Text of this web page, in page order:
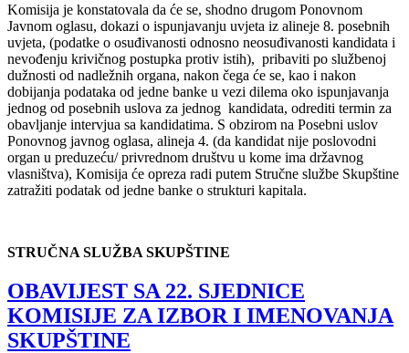
Komisija je konstatovala da će se, shodno drugom Ponovnom
Javnom oglasu, dokazi o ispunjavanju uvjeta iz alineje 8. posebnih
uvjeta, (podatke o osuđivanosti odnosno neosuđivanosti kandidata i
nevođenju krivičnog postupka protiv istih), pribaviti po službenoj
dužnosti od nadležnih organa, nakon čega će se, kao i nakon
dobijanja podataka od jedne banke u vezi dilema oko ispunjavanja
jednog od posebnih uslova za jednog kandidata, odrediti termin za
obavljanje intervjua sa kandidatima. S obzirom na Posebni uslov
Ponovnog javnog oglasa, alineja 4. (da kandidat nije poslovodni
organ u preduzeću/ privrednom društvu u kome ima državnog
vlasništva), Komisija će opreza radi putem Stručne službe Skupštine
zatražiti podatak od jedne banke o strukturi kapitala.
STRUČNA SLUŽBA SKUPŠTINE
OBAVIJEST SA 22. SJEDNICE
KOMISIJE ZA IZBOR I IMENOVANJA
SKUPŠTINE